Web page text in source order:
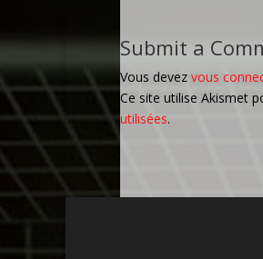
Submit a
Vous devez vous
Ce site utilise Akismet
utilisées.